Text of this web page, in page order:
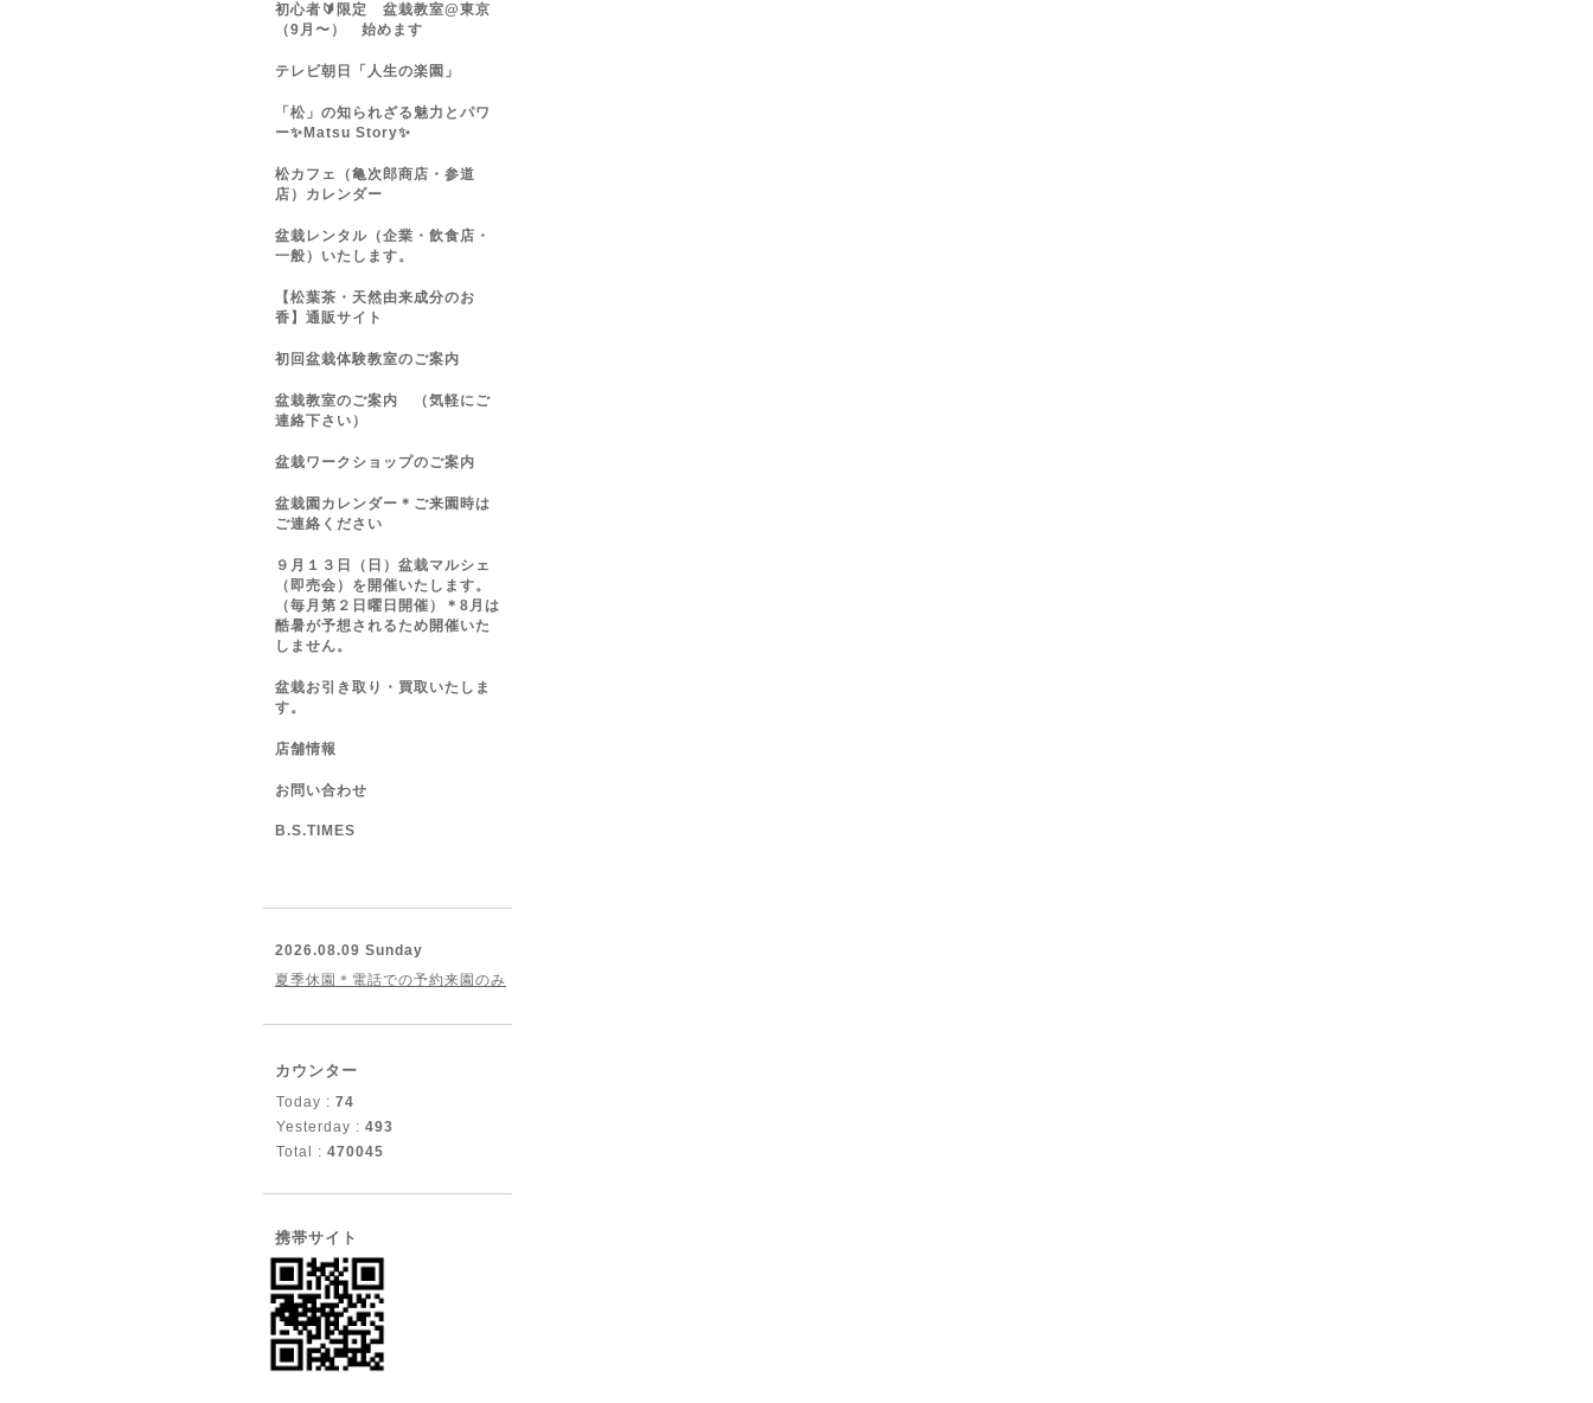
初心者🔰限定 盆栽教室@東京
（9月〜） 始めます
テレビ朝日「人生の楽園」
「松」の知られざる魅力とパワ
ー✨Matsu Story✨
松カフェ（亀次郎商店・参道
店）カレンダー
盆栽レンタル（企業・飲食店・
一般）いたします。
【松葉茶・天然由来成分のお
香】通販サイト
初回盆栽体験教室のご案内
盆栽教室のご案内 （気軽にご
連絡下さい）
盆栽ワークショップのご案内
盆栽園カレンダー＊ご来園時は
ご連絡ください
９月１３日（日）盆栽マルシェ
（即売会）を開催いたします。
（毎月第２日曜日開催）＊8月は
酷暑が予想されるため開催いた
しません。
盆栽お引き取り・買取いたしま
す。
店舗情報
お問い合わせ
B.S.TIMES
2026.08.09 Sunday
夏季休園＊電話での予約来園のみ
カウンター
Today : 74
Yesterday : 493
Total : 470045
携帯サイト